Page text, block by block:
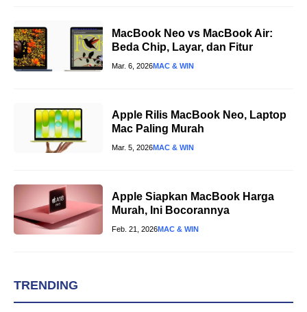
MacBook Neo vs MacBook Air:
Beda Chip, Layar, dan Fitur
Mar. 6, 2026MAC & WIN
Apple Rilis MacBook Neo, Laptop
Mac Paling Murah
Mar. 5, 2026MAC & WIN
Apple Siapkan MacBook Harga
Murah, Ini Bocorannya
Feb. 21, 2026MAC & WIN
TRENDING